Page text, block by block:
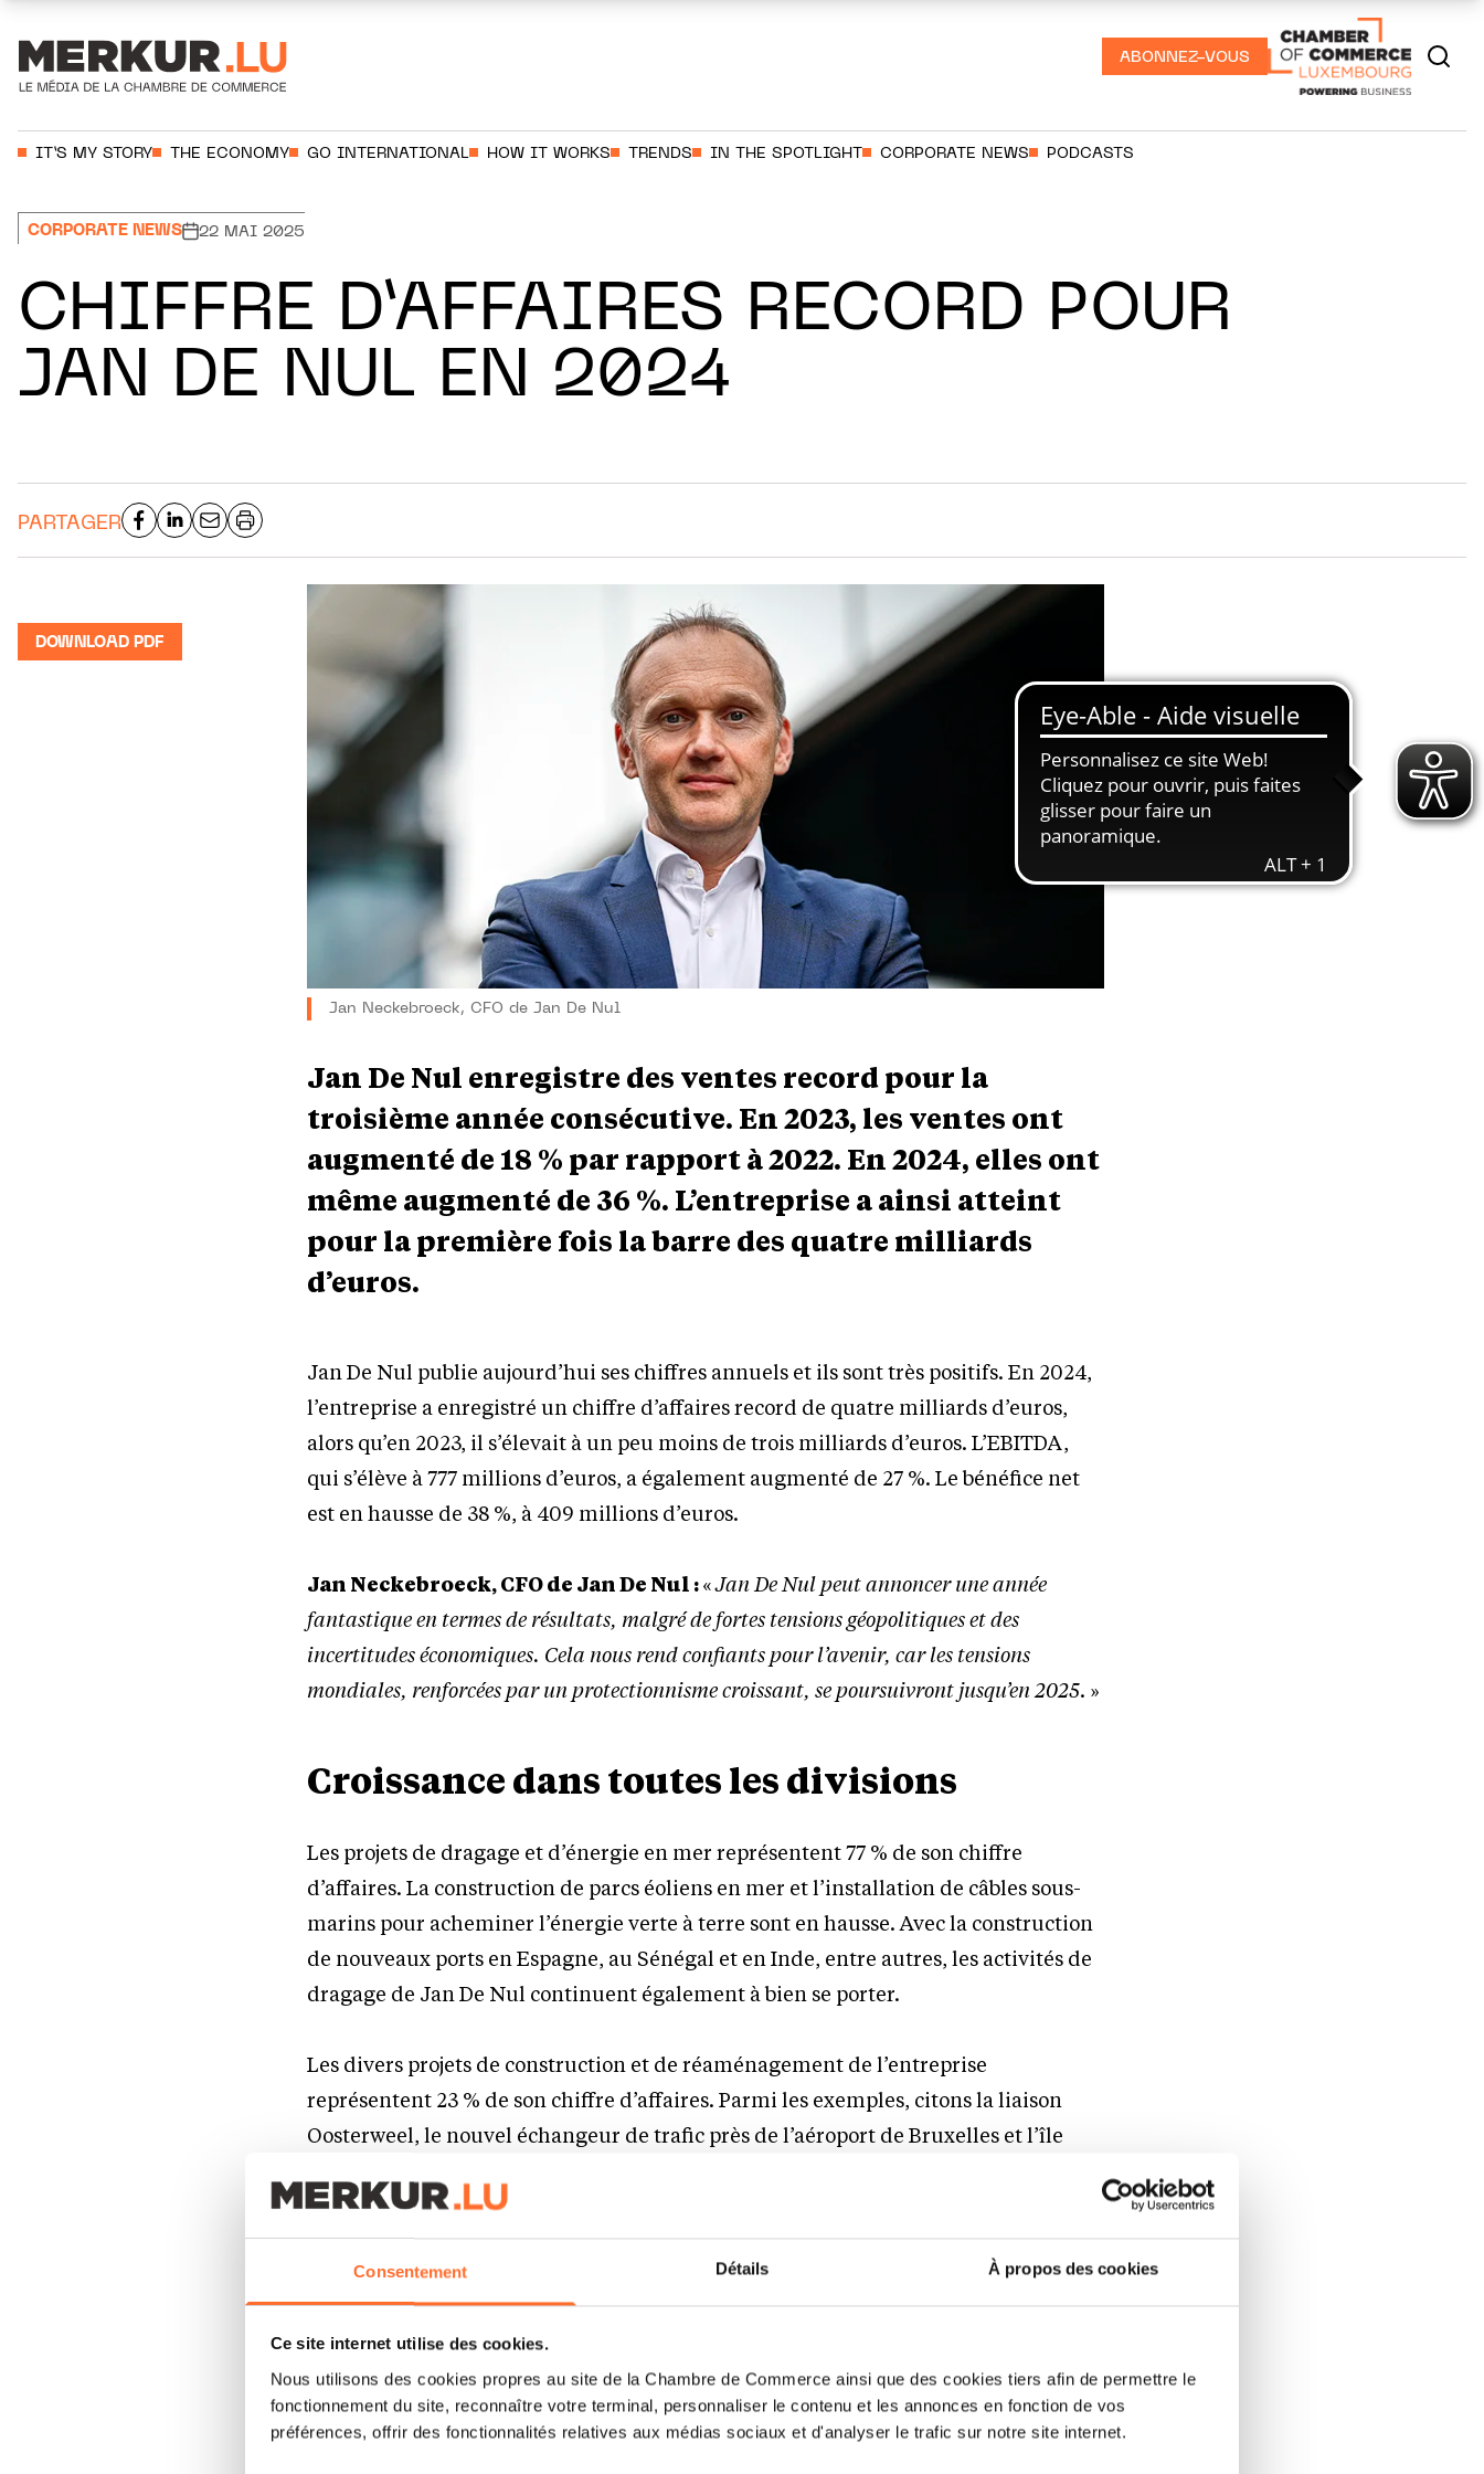
Consentement Détails À propos des cookies
Ce site internet utilise des cookies.
Nous utilisons des cookies propres au site de la Chambre de Commerce ainsi que des cookies tiers afin de permettre le
fonctionnement du site, reconnaître votre terminal, personnaliser le contenu et les annonces en fonction de vos
préférences, offrir des fonctionnalités relatives aux médias sociaux et d'analyser le trafic sur notre site internet.
ABONNEZ-VOUS
IT’S MY STORY THE ECONOMY GO INTERNATIONAL HOW IT WORKS TRENDS IN THE SPOTLIGHT CORPORATE NEWS PODCASTS
CORPORATE NEWS 22 MAI 2025
CHIFFRE D’AFFAIRES RECORD POUR
JAN DE NUL EN 2024
PARTAGER
DOWNLOAD PDF
Jan Neckebroeck, CFO de Jan De Nul
Jan De Nul enregistre des ventes record pour la
troisième année consécutive. En 2023, les ventes ont
augmenté de 18 % par rapport à 2022. En 2024, elles ont
même augmenté de 36 %. L’entreprise a ainsi atteint
pour la première fois la barre des quatre milliards
d’euros.
Jan De Nul publie aujourd’hui ses chiffres annuels et ils sont très positifs. En 2024,
l’entreprise a enregistré un chiffre d’affaires record de quatre milliards d’euros,
alors qu’en 2023, il s’élevait à un peu moins de trois milliards d’euros. L’EBITDA,
qui s’élève à 777 millions d’euros, a également augmenté de 27 %. Le bénéfice net
est en hausse de 38 %, à 409 millions d’euros.
Jan Neckebroeck, CFO de Jan De Nul :«Jan De Nul peut annoncer une année
fantastique en termes de résultats, malgré de fortes tensions géopolitiques et des
incertitudes économiques. Cela nous rend confiants pour l’avenir, car les tensions
mondiales, renforcées par un protectionnisme croissant, se poursuivront jusqu’en 2025. »
Croissance dans toutes les divisions
Les projets de dragage et d’énergie en mer représentent 77 % de son chiffre
d’affaires. La construction de parcs éoliens en mer et l’installation de câbles sous-
marins pour acheminer l’énergie verte à terre sont en hausse. Avec la construction
de nouveaux ports en Espagne, au Sénégal et en Inde, entre autres, les activités de
dragage de Jan De Nul continuent également à bien se porter.
Les divers projets de construction et de réaménagement de l’entreprise
représentent 23 % de son chiffre d’affaires. Parmi les exemples, citons la liaison
Oosterweel, le nouvel échangeur de trafic près de l’aéroport de Bruxelles et l’île
Jan Neckebroeck :«Nous pouvons être fiers que toutes nos divisions contribuent à la
forte augmentation du chiffre d’affaires
De plus, avec 302 projets dans 35 pays, nous
réalisons ce chiffre d’affaires sur tous les continents. Notre marché le plus important
reste l’Europe avec 42 %, mais l’Asie et le Moyen-Orient représentent également 34 % de
notre chiffre d’affaires et les Amériques 20 %. »